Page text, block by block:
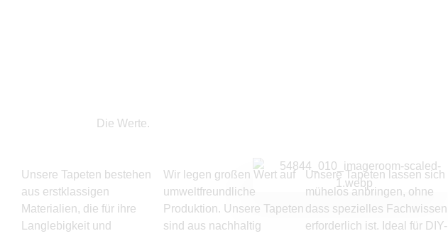
Die Werte.
Unsere Tapeten bestehen
aus erstklassigen
Materialien, die für ihre
Langlebigkeit und
Wir legen großen Wert auf
umweltfreundliche
Produktion. Unsere Tapeten
sind aus nachhaltig
Unsere Tapeten lassen sich
mühelos anbringen, ohne
dass spezielles Fachwissen
erforderlich ist. Ideal für DIY-